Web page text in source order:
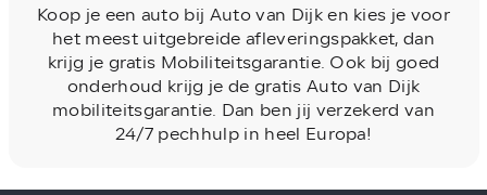
Koop je een auto bij Auto van Dijk en kies je voor
het meest uitgebreide afleveringspakket, dan
krijg je gratis Mobiliteitsgarantie. Ook bij goed
onderhoud krijg je de gratis Auto van Dijk
mobiliteitsgarantie. Dan ben jij verzekerd van
24/7 pechhulp in heel Europa!